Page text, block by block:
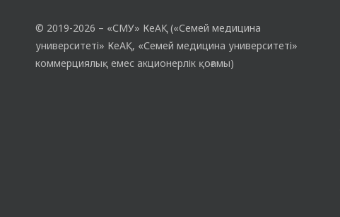
© 2019-2026 – «СМУ» КеАҚ («Семей медицина
университеті» КеАҚ, «Семей медицина университеті»
коммерциялық емес акционерлік қоғамы)